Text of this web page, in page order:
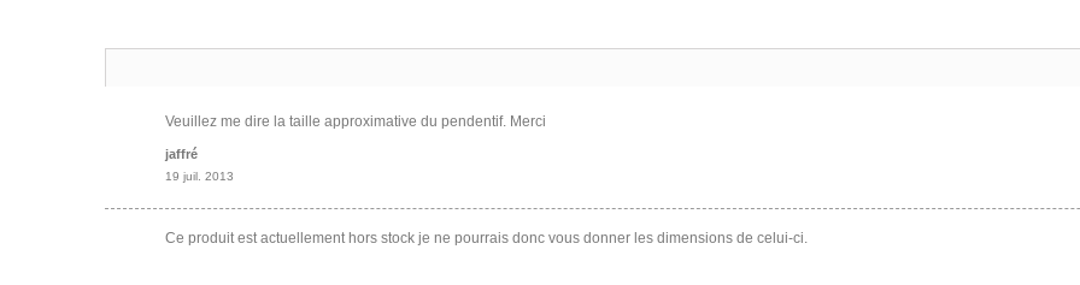
Veuillez me dire la taille approximative du pendentif. Merci
jaffré
19 juil. 2013
Ce produit est actuellement hors stock je ne pourrais donc vous donner les dimensions de celui-ci.